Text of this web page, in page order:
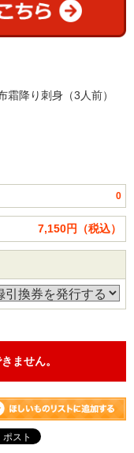
霜降り刺身（3人前）
0
7,150円（税込）
ません。